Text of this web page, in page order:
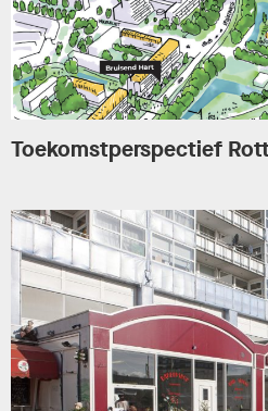
Toekomstperspectief